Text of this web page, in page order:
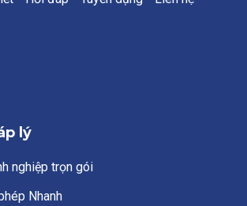
lý
nghiệp trọn gói
Nhanh